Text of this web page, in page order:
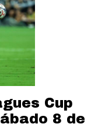
Cup
8 de